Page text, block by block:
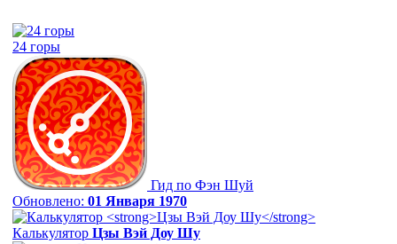
24 горы
Гид по Фэн Шуй
Обновлено: 01 Января 1970
Калькулятор Цзы Вэй Доу Шу